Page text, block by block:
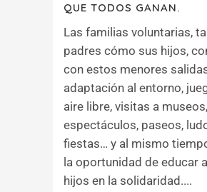
QUE TODOS GANAN.
Las familias voluntarias,
padres cómo sus hijos,
con estos menores
adaptación al entorno,
aire libre, visitas a museos,
espectáculos, paseos,
fiestas… y al mismo
la oportunidad de educar
hijos en la solidaridad....